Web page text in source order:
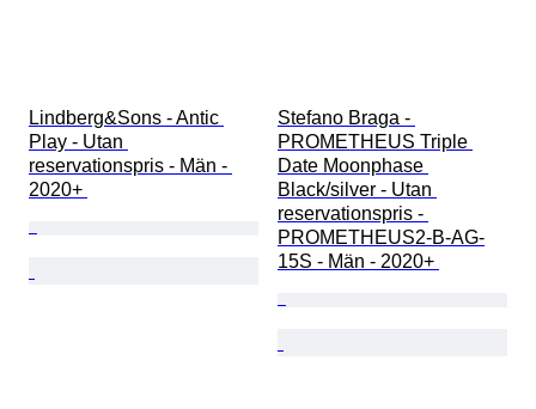
Lindberg&Sons - Antic
Play - Utan
reservationspris - Män -
2020+
Stefano Braga -
PROMETHEUS Triple
Date Moonphase
Black/silver - Utan
reservationspris -
PROMETHEUS2-B-AG-
15S - Män - 2020+